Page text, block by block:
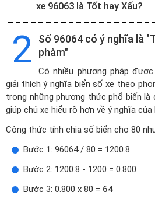
xe 96063 là Tốt hay Xấu?
2
Số 96064 có ý nghĩa là
phàm"
Có nhiều phương pháp
giải thích ý nghĩa biển số xe theo
trong những phương thức phổ biến là
giúp chủ xe hiểu rõ hơn về ý nghĩa
Công thức tính chia số biển cho 80
Bước 1: 96064 / 80 = 1200.8
Bước 2: 1200.8 - 1200 = 0.800
Bước 3: 0.800 x 80 = 64